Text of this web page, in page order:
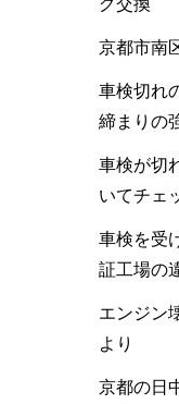
京都市南
車検切れ
締まりの
車検が切
いてチェ
車検を受
証工場の
エンジン
より
京都の日